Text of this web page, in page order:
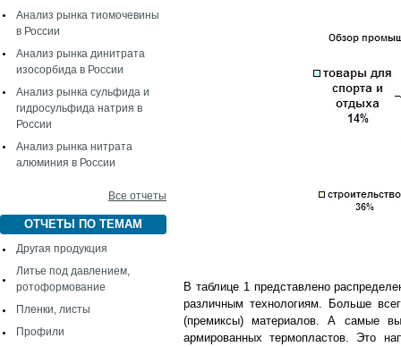
Анализ рынка тиомочевины
в России
Анализ рынка динитрата
изосорбида в России
Анализ рынка сульфида и
гидросульфида натрия в
России
Анализ рынка нитрата
алюминия в России
Все отчеты
ОТЧЕТЫ ПО ТЕМАМ
Другая продукция
Литье под давлением,
ротоформование
Пленки, листы
Профили
В таблице 1 представлено
различным технологиям. Больше
(премиксы) материалов. А самые
армированных термопластов. Это